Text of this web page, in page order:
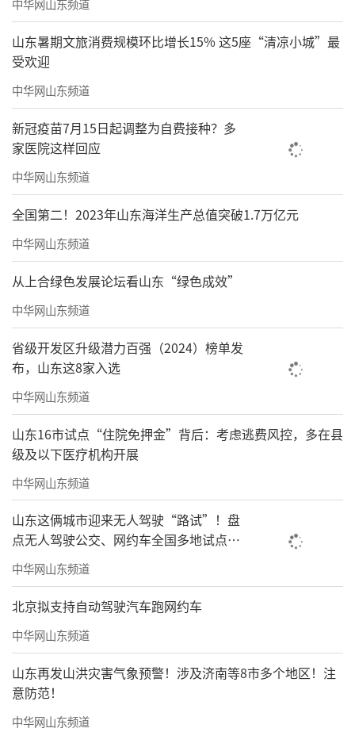
中华网山东频道
山东暑期文旅消费规模环比增长15% 这5座“清凉小城”最
受欢迎
中华网山东频道
新冠疫苗7月15日起调整为自费接种？多
家医院这样回应
中华网山东频道
全国第二！2023年山东海洋生产总值突破1.7万亿元
中华网山东频道
从上合绿色发展论坛看山东“绿色成效”
中华网山东频道
省级开发区升级潜力百强（2024）榜单发
布，山东这8家入选
中华网山东频道
山东16市试点“住院免押金”背后：考虑逃费风控，多在县
级及以下医疗机构开展
中华网山东频道
山东这俩城市迎来无人驾驶“路试”！盘
点无人驾驶公交、网约车全国多地试点之
路
中华网山东频道
北京拟支持自动驾驶汽车跑网约车
中华网山东频道
山东再发山洪灾害气象预警！涉及济南等8市多个地区！注
意防范！
中华网山东频道